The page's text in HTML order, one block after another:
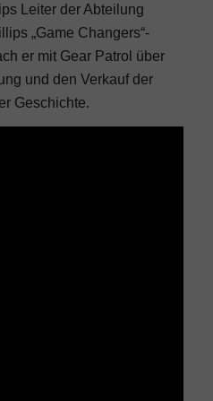
Leiter der Abteilung
„Game Changers“-
er mit Gear Patrol über
und den Verkauf der
Geschichte.